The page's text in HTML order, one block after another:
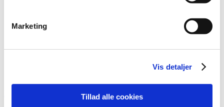
Marketing
Vis detaljer
Tillad alle cookies
Download brochurer
Testimonials
Finansiering af din